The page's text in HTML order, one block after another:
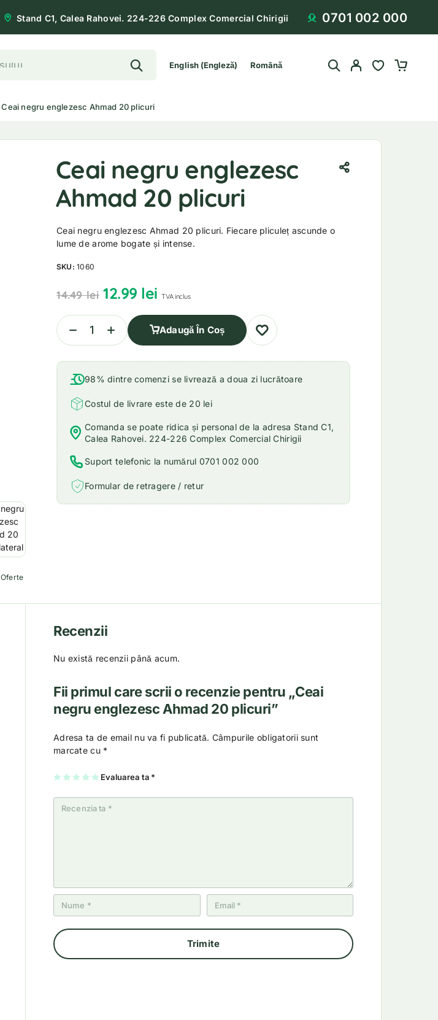
Stand C1, Calea Rahovei. 224-226 Complex Comercial Chirigii 0701 002 000
English(Engleză) Română
Ceai negru englezesc Ahmad 20 plicuri
Oferte
Ceai negru englezesc
Ahmad 20 plicuri
Ceai negru englezesc Ahmad 20 plicuri. Fiecare pliculeț ascunde o
lume de arome bogate și intense.
SKU:1060
14.49lei 12.99 lei TVA inclus
Adaugă În Coș
98% dintre comenzi se livrează a doua zi lucrătoare
Costul de livrare este de 20 lei
Comanda se poate ridica și personal de la adresa Stand C1,
Calea Rahovei. 224-226 Complex Comercial Chirigii
Suport telefonic la numărul 0701 002 000
Formular de retragere / retur
Recenzii
Nu există recenzii până acum.
Fii primul care scrii o recenzie pentru „Ceai
negru englezesc Ahmad 20 plicuri”
Adresa ta de email nu va fi publicată. Câmpurile obligatorii sunt
marcate cu *
Evaluarea ta *
U
na
n
2
di
5
st
el
3
di
5
st
el
4
di
5
st
el
5
di
5
st
el